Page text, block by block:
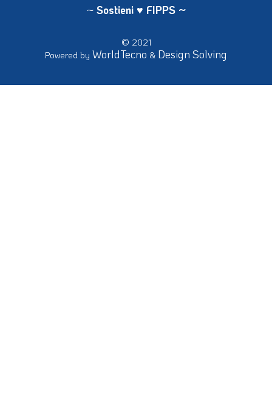
~ Sostieni ♥ FIPPS ~
© 2021
Powered by WorldTecno & Design Solving